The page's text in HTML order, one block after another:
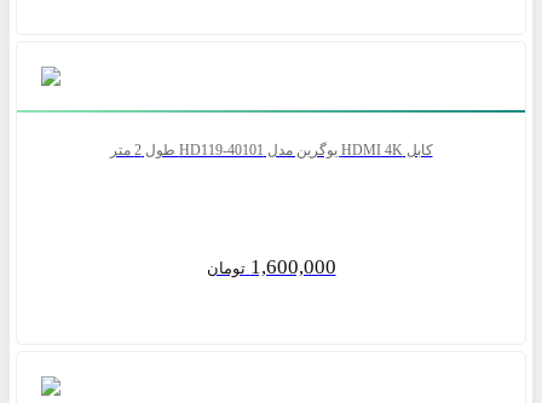
کابل HDMI 4K یوگرین مدل HD119-40101 طول 2 متر
1,600,000 تومان